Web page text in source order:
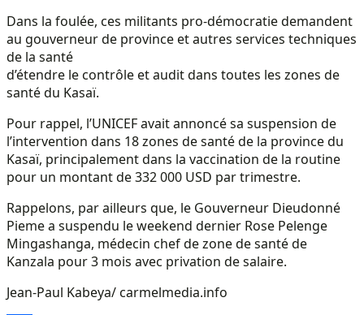
Dans la foulée, ces militants pro-démocratie demandent
au gouverneur de province et autres services techniques
de la santé
d’étendre le contrôle et audit dans toutes les zones de
santé du Kasaï.
Pour rappel, l’UNICEF avait annoncé sa suspension de
l’intervention dans 18 zones de santé de la province du
Kasaï, principalement dans la vaccination de la routine
pour un montant de 332 000 USD par trimestre.
Rappelons, par ailleurs que, le Gouverneur Dieudonné
Pieme a suspendu le weekend dernier Rose Pelenge
Mingashanga, médecin chef de zone de santé de
Kanzala pour 3 mois avec privation de salaire.
Jean-Paul Kabeya/ carmelmedia.info